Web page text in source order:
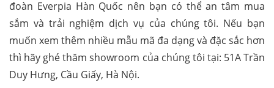
đoàn Everpia Hàn Quốc nên bạn có thể an tâm mua
sắm và trải nghiệm dịch vụ của chúng tôi. Nếu bạn
muốn xem thêm nhiều mẫu mã đa dạng và đặc sắc hơn
thì hãy ghé thăm showroom của chúng tôi tại: 51A Trần
Duy Hưng, Cầu Giấy, Hà Nội.